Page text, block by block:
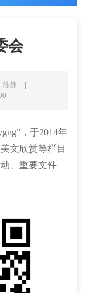
会
陈静
|
，于2014年
文欣赏等栏目
、重要文件